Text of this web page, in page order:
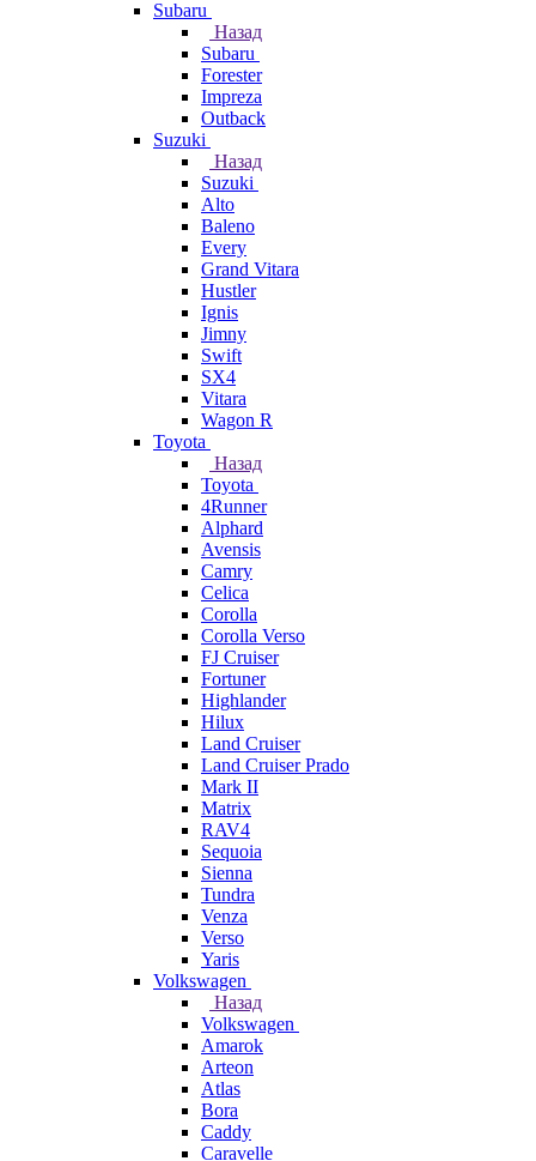
Subaru
Назад
Subaru
Forester
Impreza
Outback
Suzuki
Назад
Suzuki
Alto
Baleno
Every
Grand Vitara
Hustler
Ignis
Jimny
Swift
SX4
Vitara
Wagon R
Toyota
Назад
Toyota
4Runner
Alphard
Avensis
Camry
Celica
Corolla
Corolla Verso
FJ Cruiser
Fortuner
Highlander
Hilux
Land Cruiser
Land Cruiser Prado
Mark II
Matrix
RAV4
Sequoia
Sienna
Tundra
Venza
Verso
Yaris
Volkswagen
Назад
Volkswagen
Amarok
Arteon
Atlas
Bora
Caddy
Caravelle